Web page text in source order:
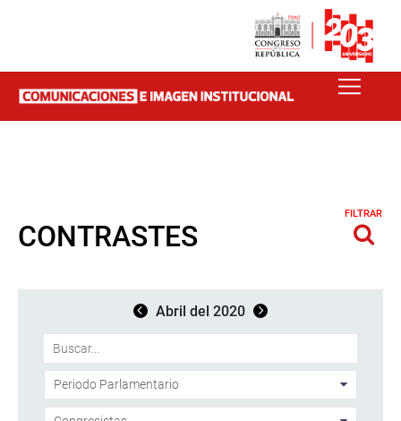
CONTRASTES
FILTRAR
Abril del 2020